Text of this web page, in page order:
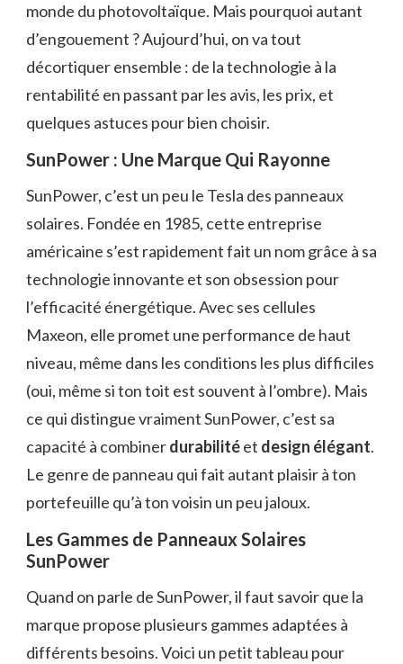
monde du photovoltaïque. Mais pourquoi autant
d’engouement ? Aujourd’hui, on va tout
décortiquer ensemble : de la technologie à la
rentabilité en passant par les avis, les prix, et
quelques astuces pour bien choisir.
SunPower : Une Marque Qui Rayonne
SunPower, c’est un peu le Tesla des panneaux
solaires. Fondée en 1985, cette entreprise
américaine s’est rapidement fait un nom grâce à sa
technologie innovante et son obsession pour
l’efficacité énergétique. Avec ses cellules
Maxeon, elle promet une performance de haut
niveau, même dans les conditions les plus difficiles
(oui, même si ton toit est souvent à l’ombre). Mais
ce qui distingue vraiment SunPower, c’est sa
capacité à combinerdurabilitéet design élégant.
Le genre de panneau qui fait autant plaisir à ton
portefeuille qu’à ton voisin un peu jaloux.
Les Gammes de Panneaux Solaires
SunPower
Quand on parle de SunPower, il faut savoir que la
marque propose plusieurs gammes adaptées à
différents besoins. Voici un petit tableau pour